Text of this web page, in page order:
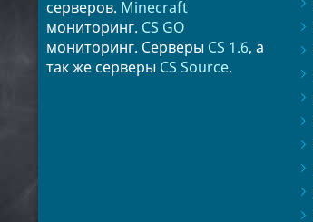
серверов. Minecraft
мониторинг. CS GO
мониторинг. Серверы CS 1.6, а
так же серверы CS Source.